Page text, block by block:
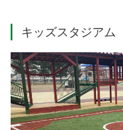
キッズスタジアム